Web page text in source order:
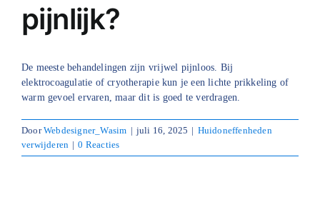
Blog
Mijn account
Afspraak maken
pijnlijk?
De meeste behandelingen zijn vrijwel pijnloos. Bij
elektrocoagulatie of cryotherapie kun je een lichte prikkeling of
warm gevoel ervaren, maar dit is goed te verdragen.
DoorWebdesigner_Wasim | juli 16, 2025 | Huidoneffenheden
verwijderen | 0 Reacties